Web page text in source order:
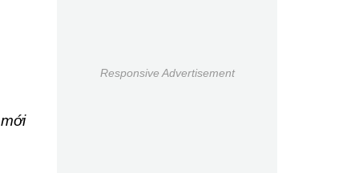
Responsive Advertisement